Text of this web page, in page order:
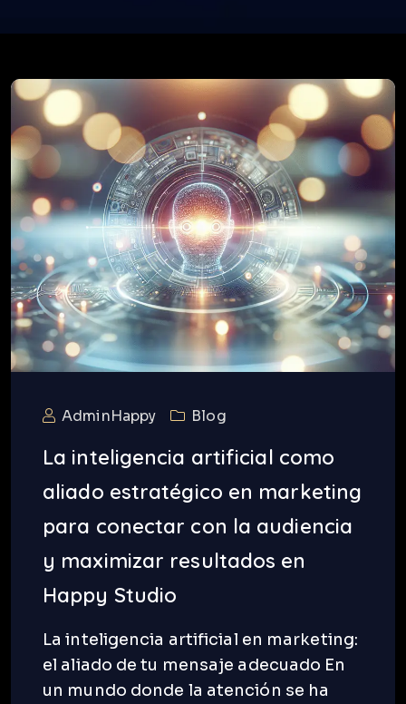
AdminHappy Blog
La inteligencia artificial como
aliado estratégico en marketing
para conectar con la audiencia
y maximizar resultados en
Happy Studio
La inteligencia artificial en marketing:
el aliado de tu mensaje adecuado En
un mundo donde la atención se ha